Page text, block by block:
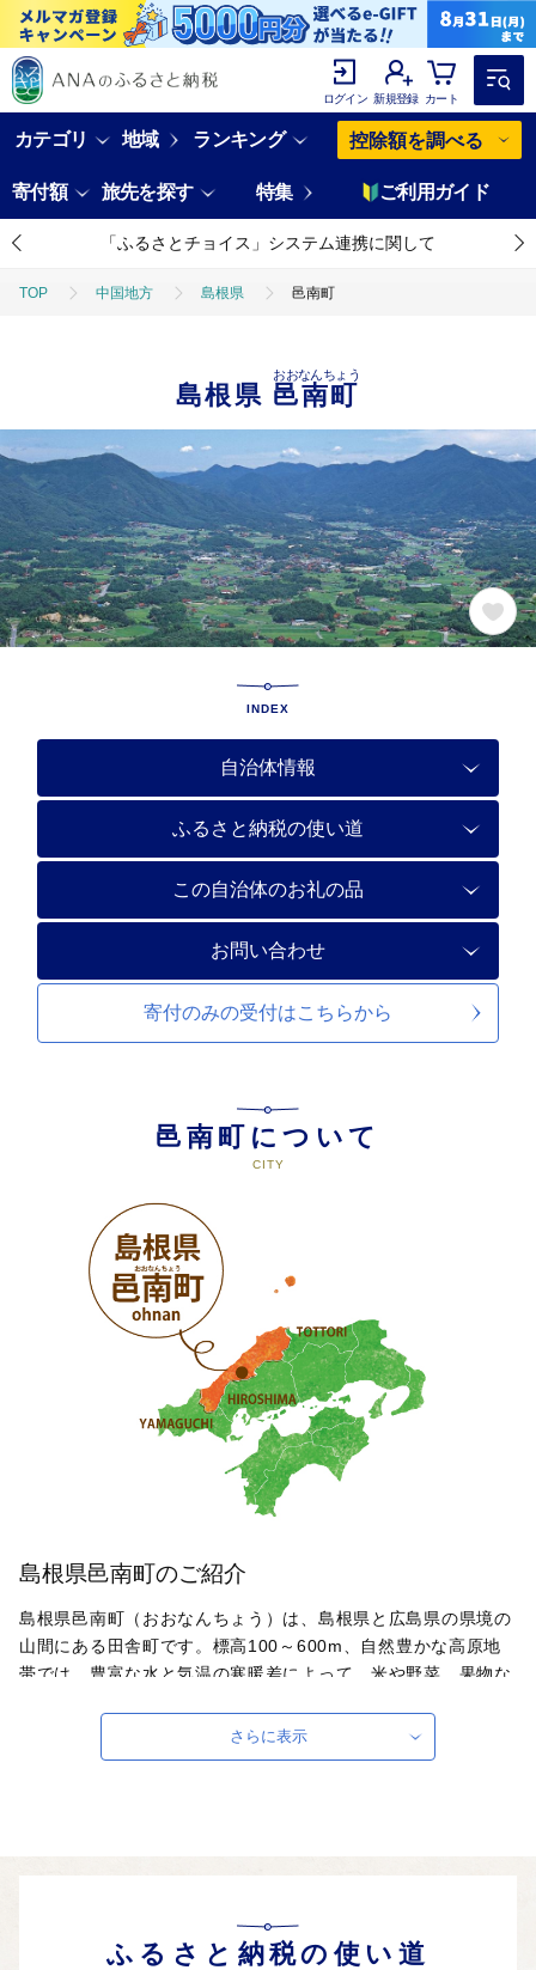
ログイン 新規登録 カート
カテゴリ 地域 ランキング 控除額を調べる
寄付額 旅先を探す 特集 ご利用ガイド
「ふるさとチョイス」システム連携に関して
TOP 中国地方 島根県 邑南町
島根県 邑南町
おおなんちょう
INDEX
自治体情報
ふるさと納税の使い道
この自治体のお礼の品
お問い合わせ
寄付のみの受付はこちらから
邑南町について
島根県邑南町のご紹介
島根県邑南町（おおなんちょう）は、島根県と広島県の県境の
山間にある田舎町です。標高100～600m、自然豊かな高原地
帯では、豊富な水と気温の寒暖差によって、米や野菜、果物な
ークなどのブランド肉、酪農、養鶏など畜産業も盛んな町で
ポートする「日本一の子育て村」を目指す取組を推進していま
さらに表示
ふるさと納税の使い道